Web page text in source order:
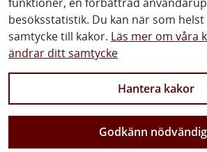
besöksstatistik. Du kan när som
samtycke till kakor. Läs mer om våra
ändrar ditt samtycke
Hantera kakor
Godkänn
Facebook Youtube